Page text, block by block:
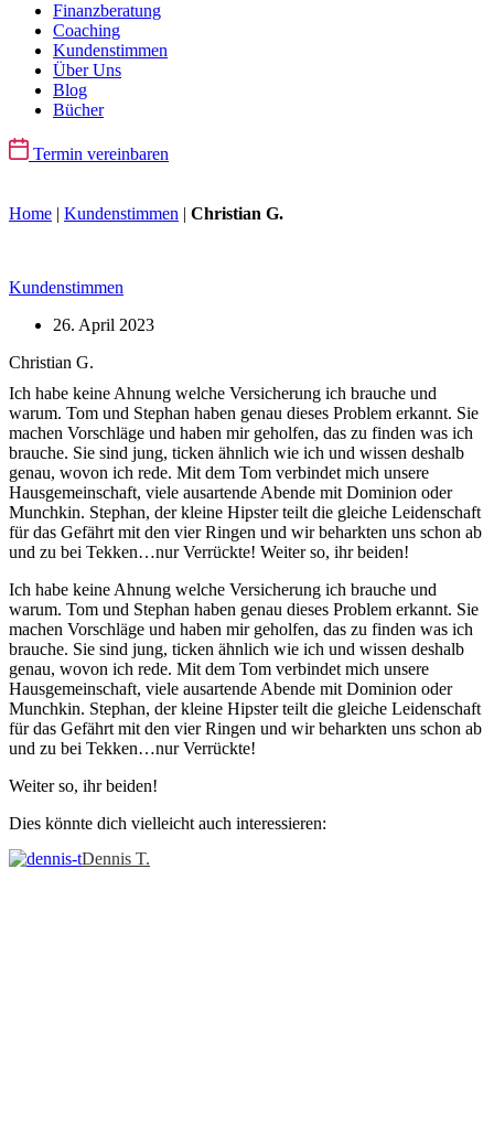
Finanzberatung
Coaching
Kundenstimmen
Über Uns
Blog
Bücher
Termin vereinbaren
Home | Kundenstimmen | Christian G.
Kundenstimmen
26. April 2023
Christian G.
Ich habe keine Ahnung welche Versicherung ich brauche und
warum. Tom und Stephan haben genau dieses Problem erkannt. Sie
machen Vorschläge und haben mir geholfen, das zu finden was ich
brauche. Sie sind jung, ticken ähnlich wie ich und wissen deshalb
genau, wovon ich rede. Mit dem Tom verbindet mich unsere
Hausgemeinschaft, viele ausartende Abende mit Dominion oder
Munchkin. Stephan, der kleine Hipster teilt die gleiche Leidenschaft
für das Gefährt mit den vier Ringen und wir beharkten uns schon ab
und zu bei Tekken…nur Verrückte! Weiter so, ihr beiden!
Ich habe keine Ahnung welche Versicherung ich brauche und
warum. Tom und Stephan haben genau dieses Problem erkannt. Sie
machen Vorschläge und haben mir geholfen, das zu finden was ich
brauche. Sie sind jung, ticken ähnlich wie ich und wissen deshalb
genau, wovon ich rede. Mit dem Tom verbindet mich unsere
Hausgemeinschaft, viele ausartende Abende mit Dominion oder
Munchkin. Stephan, der kleine Hipster teilt die gleiche Leidenschaft
für das Gefährt mit den vier Ringen und wir beharkten uns schon ab
und zu bei Tekken…nur Verrückte!
Weiter so, ihr beiden!
Dies könnte dich vielleicht auch interessieren:
Dennis T.